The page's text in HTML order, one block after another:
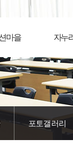
마을 자누
포토갤러리